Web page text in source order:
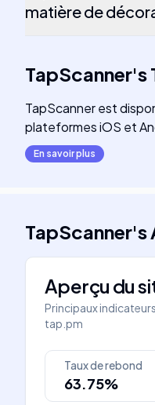
matière de
TapScanner's
TapScanner est
plateformes iOS et
En savoir plus
TapScanner's
Aperçu du
Principaux
tap.pm
Taux de rebond
63.75%